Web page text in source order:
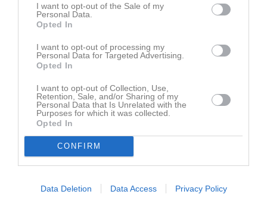
I want to opt-out of the Sale of my
Personal Data.
Opted In
I want to opt-out of processing my
Personal Data for Targeted Advertising.
Opted In
I want to opt-out of Collection, Use,
Retention, Sale, and/or Sharing of my
Personal Data that Is Unrelated with the
Purposes for which it was collected.
Opted In
CONFIRM
Data Deletion Data Access Privacy Policy
Information/uppmaning till alla medlemmar
Poängjakten 2026
Måndagsklubben - Säsongsavslutning på Landbadet!